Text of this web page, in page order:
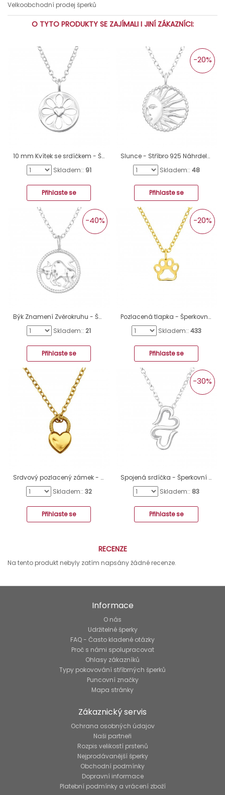
Velkoobchodní prodej šperků
O TYTO PRODUKTY SE ZAJÍMALI I JINÍ ZÁKAZNÍCI:
10 mm Kvítek se srdíčkem - Šperkovní Stříbro 925 Náhrdelníky Bez Kamenů A4S50007
Skladem:: 91
Přihlaste se
Slunce - Stříbro 925 Náhrdelníky bez kamenů A4S40559
-20%
Skladem:: 48
Přihlaste se
Býk Znamení Zvěrokruhu - Šperkovní Stříbro 925 Náhrdelníky Bez Kamenů A4S38789
-40%
Skladem:: 21
Přihlaste se
Pozlacená tlapka - Šperkovní Stříbro 925 Náhrdelníky Bez Kamenů A4S42122
-20%
Skladem:: 433
Přihlaste se
Srdvový pozlacený zámek - Šperkovní Stříbro 925 Náhrdelníky Bez Kamenů A4S49815
Skladem:: 32
Přihlaste se
Spojená srdíčka - Šperkovní Stříbro 925 Náhrdelníky Bez Kamenů A4S44089
-30%
Skladem:: 83
Přihlaste se
RECENZE
Na tento produkt nebyly zatím napsány žádné recenze.
Informace
O nás
Udržitelné šperky
FAQ - Často kladené otázky
Proč s námi spolupracovat
Ohlasy zákazníků
Typy pokovování stříbrných šperků
Puncovní značky
Mapa stránky
Zákaznický servis
Ochrana osobných údajov
Naši partneři
Rozpis velikostí prstenů
Nejprodávanější šperky
Obchodní podmínky
Dopravní informace
Platební podmínky a vrácení zboží